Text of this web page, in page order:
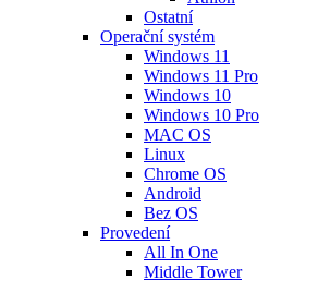
Ostatní
Operační systém
Windows 11
Windows 11 Pro
Windows 10
Windows 10 Pro
MAC OS
Linux
Chrome OS
Android
Bez OS
Provedení
All In One
Middle Tower